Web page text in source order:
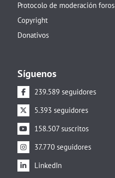
Protocolo de moderación foros
Copyright
Donativos
Síguenos
239.589 seguidores
5.393 seguidores
158.507 suscritos
37.770 seguidores
LinkedIn